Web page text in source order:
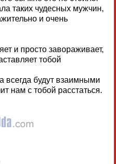
таких чудесных мужчин,
и очень
и просто завораживает,
тобой
всегда будут взаимными
нам с тобой расстаться.